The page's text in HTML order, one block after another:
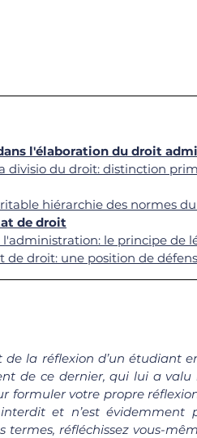
l'élaboration du droit
divisio du droit: distinction
hiérarchie des normes
de droit
le principe de
de droit: une position de
de la réflexion d’un étudiant
de ce dernier, qui lui a
formuler votre propre
et n’est évidemment
termes, réfléchissez vous-